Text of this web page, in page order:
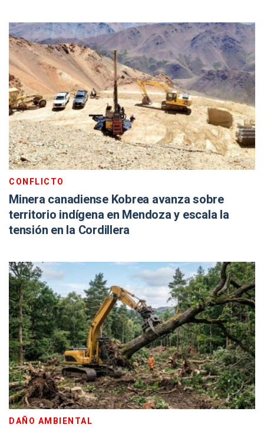
CONFLICTO
Minera canadiense Kobrea avanza sobre
territorio indígena en Mendoza y escala la
tensión en la Cordillera
DAÑO AMBIENTAL